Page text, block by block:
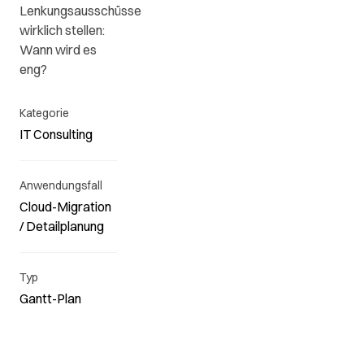
Lenkungsausschüsse
wirklich stellen:
Wann wird es
eng?
Kategorie
IT Consulting
Anwendungsfall
Cloud-Migration
/ Detailplanung
Typ
Gantt-Plan